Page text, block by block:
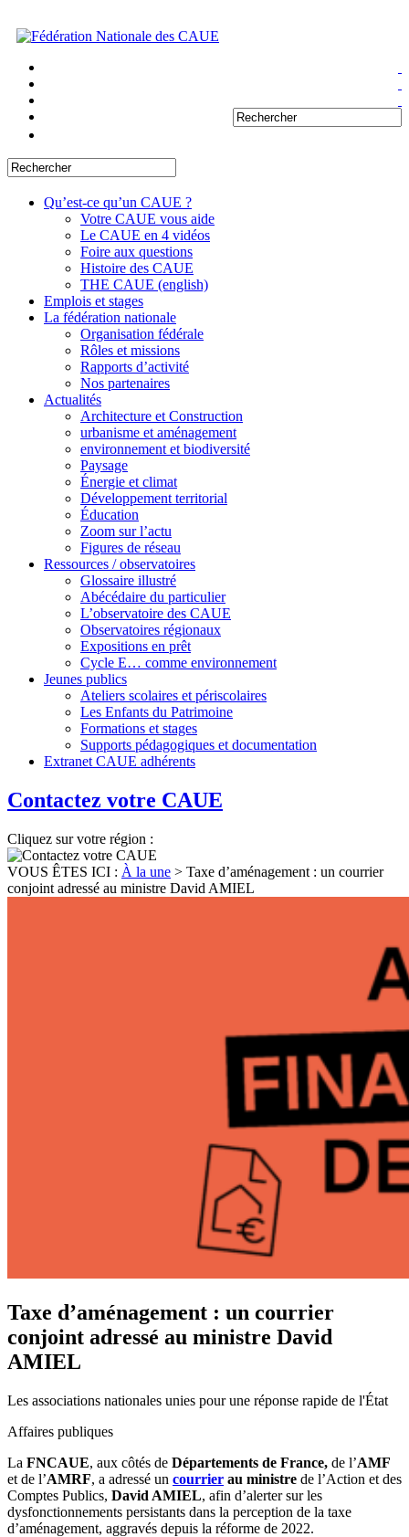
Qu’est-ce qu’un CAUE ?
Votre CAUE vous aide
Le CAUE en 4 vidéos
Foire aux questions
Histoire des CAUE
THE CAUE (english)
Emplois et stages
La fédération nationale
Organisation fédérale
Rôles et missions
Rapports d’activité
Nos partenaires
Actualités
Architecture et Construction
urbanisme et aménagement
environnement et biodiversité
Paysage
Énergie et climat
Développement territorial
Éducation
Zoom sur l’actu
Figures de réseau
Ressources / observatoires
Glossaire illustré
Abécédaire du particulier
L’observatoire des CAUE
Observatoires régionaux
Expositions en prêt
Cycle E… comme environnement
Jeunes publics
Ateliers scolaires et périscolaires
Les Enfants du Patrimoine
Formations et stages
Supports pédagogiques et documentation
Extranet CAUE adhérents
Contactez votre CAUE
Cliquez sur votre région :
VOUS ÊTES ICI : À la une > Taxe d’aménagement : un courrier
conjoint adressé au ministre David AMIEL
Taxe d’aménagement : un courrier
conjoint adressé au ministre David
AMIEL
Les associations nationales unies pour une réponse rapide de l'État
Affaires publiques
La FNCAUE, aux côtés de Départements de France, de l’AMF
et de l’AMRF, a adressé un courrier au ministre de l’Action et des
Comptes Publics, David AMIEL, afin d’alerter sur les
dysfonctionnements persistants dans la perception de la taxe
d’aménagement, aggravés depuis la réforme de 2022.